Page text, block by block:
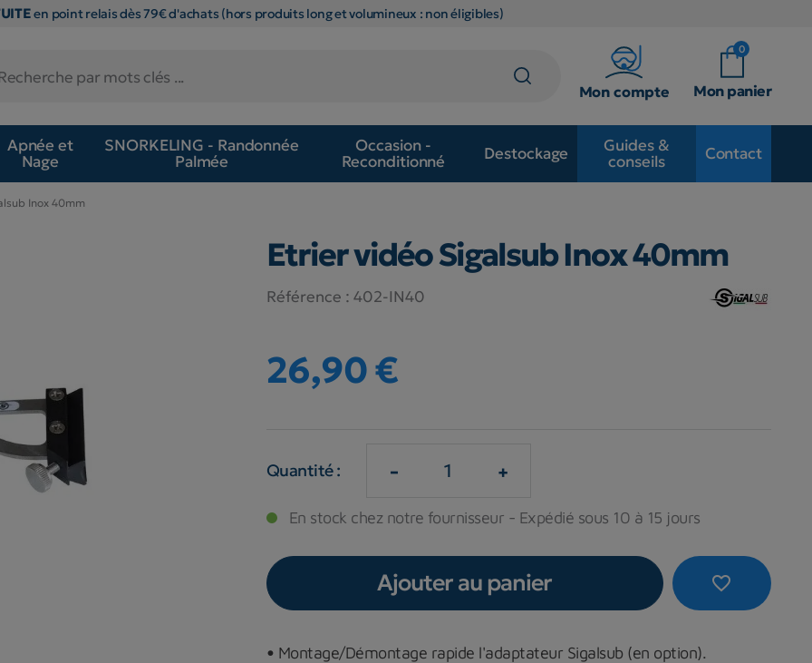
en point relais dès 79€ d'achats (hors produits long et volumineux : non éligibles)
Mon compte
0
Mon panier
Apnée et
Nage
SNORKELING - Randonnée
Palmée
Occasion -
Reconditionné
Destockage
Guides &
conseils
Contact
Inox 40mm
Etrier vidéo Sigalsub Inox 40mm
Référence : 402-IN40
26,90 €
Quantité : - +
En stock chez notre fournisseur - Expédié sous 10 à 15 jours
favorite_border
Ajouter au panier
• Montage/Démontage rapide l'adaptateur Sigalsub (en option).